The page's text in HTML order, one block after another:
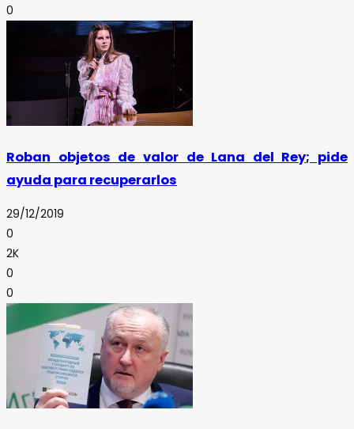
0
Roban objetos de valor de Lana del Rey; pide
ayuda para recuperarlos
29/12/2019
0
2K
0
0